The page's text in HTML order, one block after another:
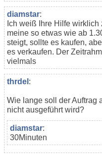
diamstar:
Ich weiß Ihre Hilfe
meine so etwas wie ab
steigt, sollte es kaufen,
es verkaufen. Der
vielmals
thrdel :
Wie lange soll der Auftrag
nicht ausgeführt wird?
diamstar:
30Minuten